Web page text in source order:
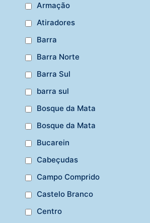
Armação
Atiradores
Barra
Barra Norte
Barra Sul
barra sul
Bosque da Mata
Bosque da Mata
Bucarein
Cabeçudas
Campo Comprido
Castelo Branco
Centro